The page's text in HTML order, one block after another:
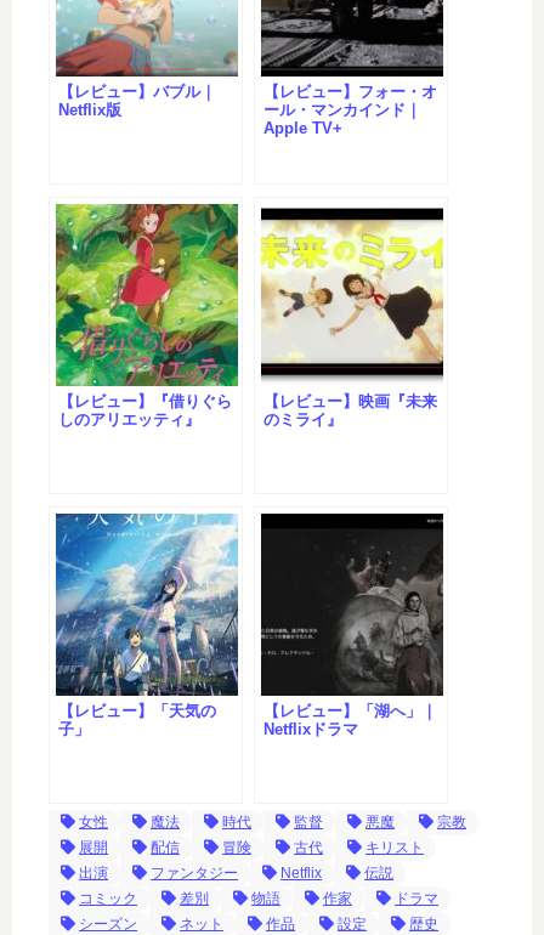
【レビュー】バブル｜
Netflix版
【レビュー】フォー・オ
ール・マンカインド｜
Apple TV+
【レビュー】『借りぐら
しのアリエッティ』
【レビュー】映画『未来
のミライ』
【レビュー】「天気の
子」
【レビュー】「湖へ」｜
Netflixドラマ
女性 魔法 時代 監督 悪魔
宗教
展開
配信 冒険 古代
キリスト
出演
ファンタジー Netflix
伝説
コミック
差別 物語 作家
ドラマ
シーズン
ネット 作品 設定
歴史